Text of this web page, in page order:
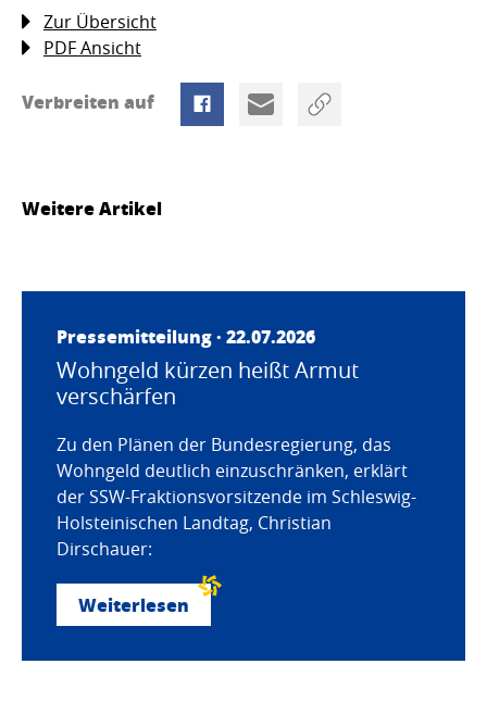
Zur Übersicht
PDF Ansicht
Verbreiten auf
Weitere Artikel
Pressemitteilung · 22.07.2026
Wohngeld kürzen heißt Armut
verschärfen
Zu den Plänen der Bundesregierung, das
Wohngeld deutlich einzuschränken, erklärt
der SSW-Fraktionsvorsitzende im Schleswig-
Holsteinischen Landtag, Christian
Dirschauer:
Weiterlesen